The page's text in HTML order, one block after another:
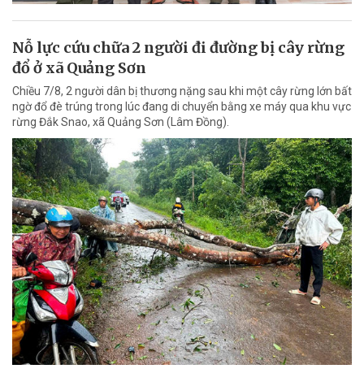
Nỗ lực cứu chữa 2 người đi đường bị cây rừng
đổ ở xã Quảng Sơn
Chiều 7/8, 2 người dân bị thương nặng sau khi một cây rừng lớn bất
ngờ đổ đè trúng trong lúc đang di chuyển bằng xe máy qua khu vực
rừng Đắk Snao, xã Quảng Sơn (Lâm Đồng).